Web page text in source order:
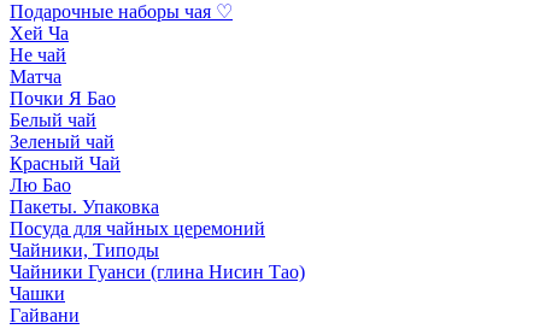
Подарочные наборы чая ♡
Хей Ча
Не чай
Матча
Почки Я Бао
Белый чай
Зеленый чай
Красный Чай
Лю Бао
Пакеты. Упаковка
Посуда для чайных церемоний
Чайники, Типоды
Чайники Гуанси (глина Нисин Тао)
Чашки
Гайвани